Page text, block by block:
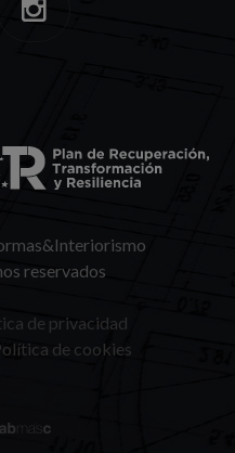
reservados
de privacidad
de cookies